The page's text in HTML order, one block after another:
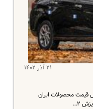
۲۱ آذر ۱۴۰۲
قیمت محصولات ایران